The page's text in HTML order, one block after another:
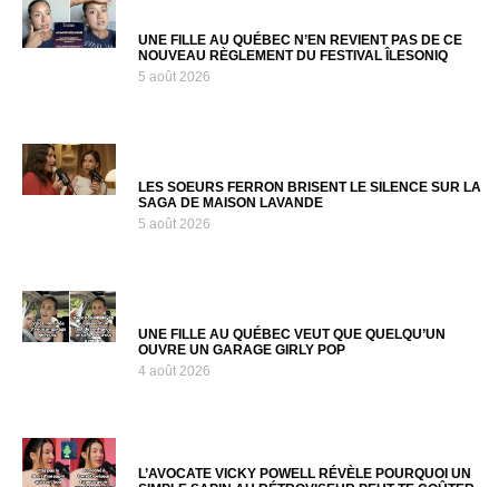
UNE FILLE AU QUÉBEC N’EN REVIENT PAS DE CE
NOUVEAU RÈGLEMENT DU FESTIVAL ÎLESONIQ
5 août 2026
LES SOEURS FERRON BRISENT LE SILENCE SUR LA
SAGA DE MAISON LAVANDE
5 août 2026
UNE FILLE AU QUÉBEC VEUT QUE QUELQU’UN
OUVRE UN GARAGE GIRLY POP
4 août 2026
L’AVOCATE VICKY POWELL RÉVÈLE POURQUOI UN